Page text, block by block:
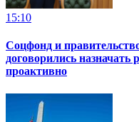
15:10
Соцфонд и
договорились назначать
проактивно